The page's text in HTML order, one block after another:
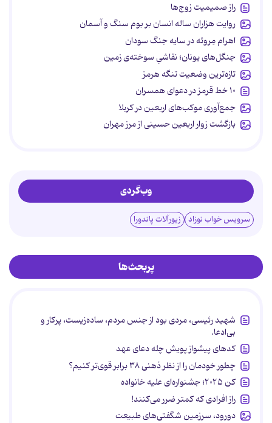
راز صمیمیت زوج‌ها
روایت هزاران ساله انسان بر بوم سنگ و آسمان
اهرام مِروئه در سایه جنگ سودان
جنگل‌های یونان؛ نقاشیِ سوخته‌ی زمین
تازه‌ترین وضعیت تنگه هرمز
۱۰ خط قرمز در دعوای همسران
جمع‌آوری موکب‌های اربعین در کربلا
بازگشت زوار اربعین حسینی از مرز مهران
وب‌گردی
سرویس خواب نوزاد زیورآلات پاندورا
پربحث‌ها
شهید رئیسی، مردی بود از جنس مردم، ساده‌زیست، پرکار و
بی‌ادعا.
کدهای پیشواز پویش چله دعای عهد
چطور خودمان را از نظر ذهنی ۳۸ برابر قوی‌تر کنیم؟
کن ۲۰۲۵؛ جشنواره‌ای علیه خانواده
راز افرادی که کمتر ضرر می‌کنند!
دورود، سرزمین شگفتی‌های طبیعت